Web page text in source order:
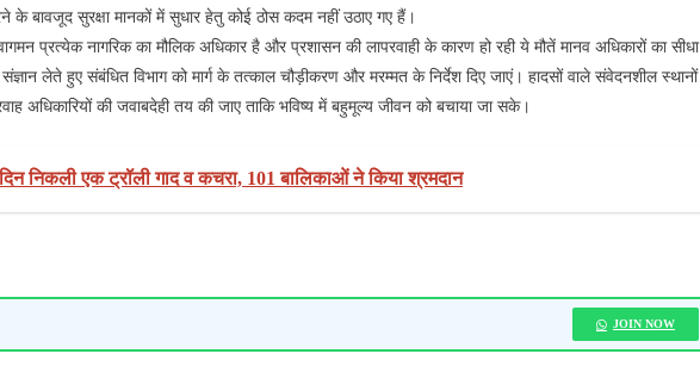
के बावजूद सुरक्षा मानकों में सुधार हेतु कोई ठोस कदम नहीं उठाए गए हैं।
प्रत्येक नागरिक का मौलिक अधिकार है और प्रशासन की लापरवाही के कारण हो रही ये मौतें मानव अधिकारों का सीधा
लेते हुए संबंधित विभाग को मार्ग के तत्काल चौड़ीकरण और मरम्मत के निर्देश दिए जाएं। हादसों वाले संवेदनशील स्थानों
अधिकारियों की जवाबदेही तय की जाए ताकि भविष्य में बहुमूल्य जीवन को बचाया जा सके।
निकली एक ट्रॉली गाद व कचरा, 101 बालिकाओं ने किया श्रमदान
JOIN NOW